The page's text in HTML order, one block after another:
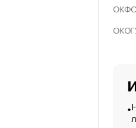
ОКФС